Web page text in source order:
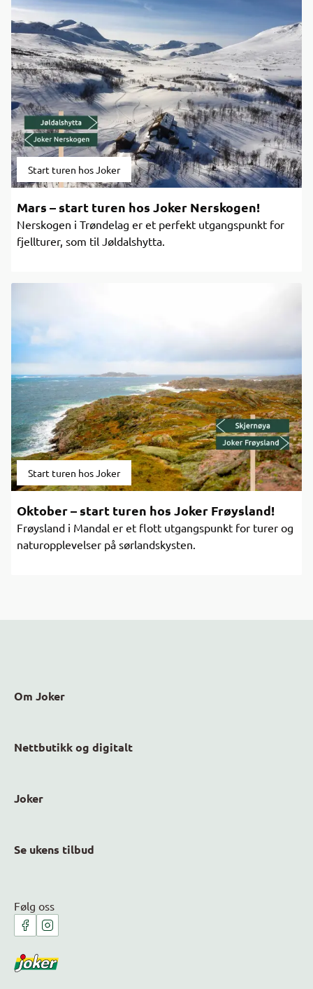
Start turen hos Joker
Mars – start turen hos Joker Nerskogen!
Nerskogen i Trøndelag er et perfekt utgangspunkt for
fjellturer, som til Jøldalshytta.
Start turen hos Joker
Oktober – start turen hos Joker Frøysland!
Frøysland i Mandal er et flott utgangspunkt for turer og
naturopplevelser på sørlandskysten.
Om Joker
Nettbutikk og digitalt
Joker
Se ukens tilbud
Følg oss